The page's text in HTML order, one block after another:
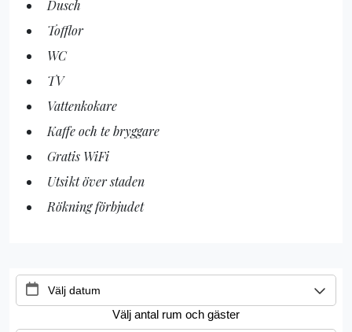
Dusch
Tofflor
WC
TV
Vattenkokare
Kaffe och te bryggare
Gratis WiFi
Utsikt över staden
Rökning förbjudet